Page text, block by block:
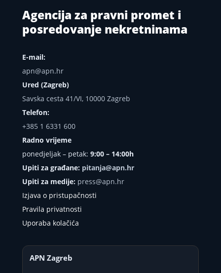
Agencija za pravni promet i
posredovanje nekretninama
E-mail:
apn@apn.hr
Ured (Zagreb)
Savska cesta 41/VI, 10000 Zagreb
Telefon:
+385 1 6331 600
Radno vrijeme
ponedjeljak – petak: 9:00 – 14:00h
Upiti za građane: pitanja@apn.hr
Upiti za medije: press@apn.hr
Izjava o pristupačnosti
Pravila privatnosti
Uporaba kolačića
APN Zagreb